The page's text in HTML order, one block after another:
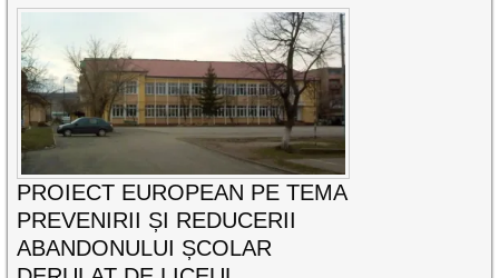
PROIECT EUROPEAN PE TEMA
PREVENIRII ȘI REDUCERII
ABANDONULUI ȘCOLAR